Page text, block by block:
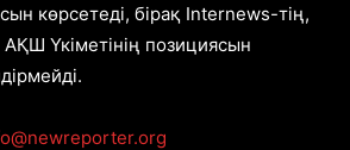
көрсетеді, бірақ Internews-тің,
Үкіметінің позициясын